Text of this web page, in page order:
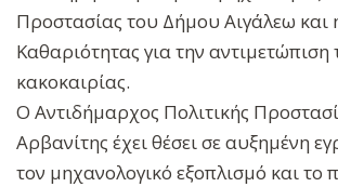
Προστασίας του Δήμου Αιγάλεω και
Καθαριότητας για την αντιμετώπιση
κακοκαιρίας.
Ο Αντιδήμαρχος Πολιτικής
Αρβανίτης έχει θέσει σε αυξημένη
τον μηχανολογικό εξοπλισμό και το